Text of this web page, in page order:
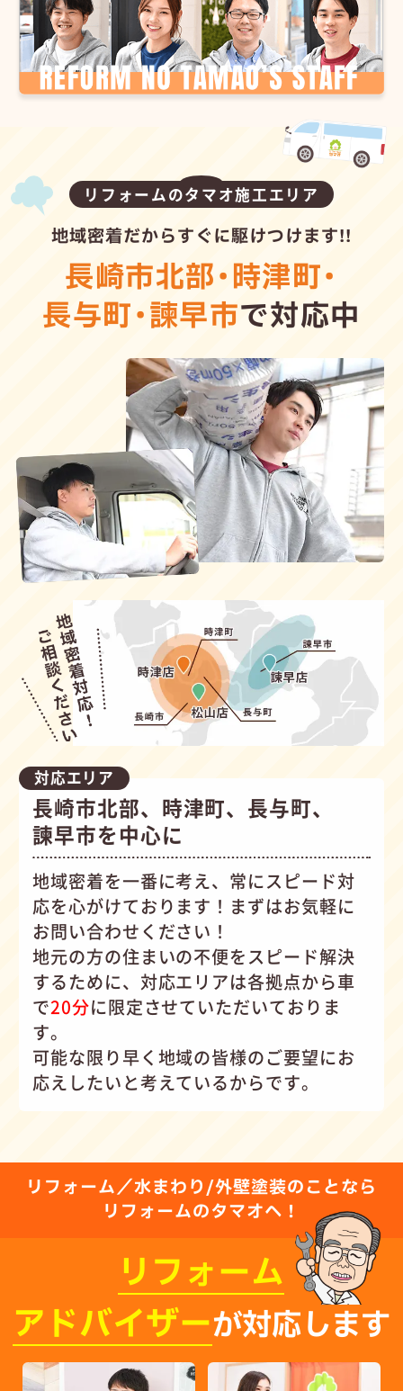
リフォームのタマオ施工エリア
地域密着だからすぐに駆けつけます!!
長崎市北部・時津町・
長与町・諫早市で対応中
対応エリア
長崎市北部、時津町、長与町、
諫早市を中心に
地域密着を一番に考え、常にスピード対
応を心がけております！まずはお気軽に
お問い合わせください！
地元の方の住まいの不便をスピード解決
するために、対応エリアは各拠点から車
で20分に限定させていただいておりま
す。
可能な限り早く地域の皆様のご要望にお
応えしたいと考えているからです。
リフォーム／水まわり/外壁塗装のことなら
リフォームのタマオへ！
リフォーム
アドバイザーが対応します